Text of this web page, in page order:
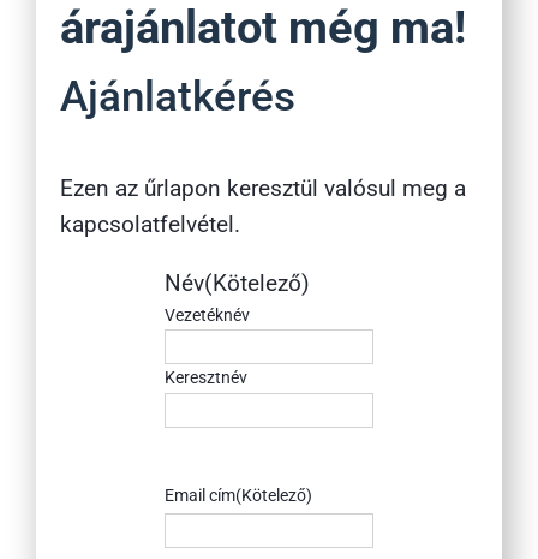
árajánlatot még ma!
Ajánlatkérés
Ezen az űrlapon keresztül valósul meg a
kapcsolatfelvétel.
Név(Kötelező)
Vezetéknév
Keresztnév
Email cím(Kötelező)